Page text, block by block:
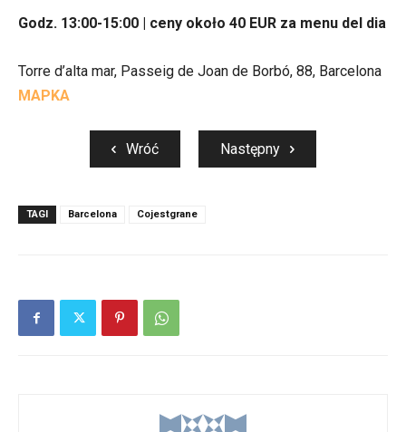
Godz. 13:00-15:00 | ceny około 40 EUR za menu del dia
Torre d’alta mar, Passeig de Joan de Borbó, 88, Barcelona
MAPKA
Wróć Następny
TAGI Barcelona Cojestgrane